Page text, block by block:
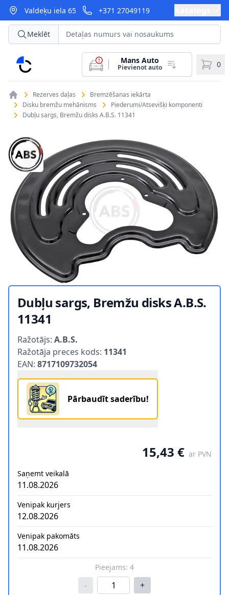
Valdeķu iela 65 +371 27049119
CarParts
Meklēt
Mans Auto
Pievienot auto 0
Rezerves daļas
Bremzēšanas iekārta
Disku bremžu mehānisms
Piederumi/Atsevišķi komponenti
Dubļu sargs, Bremžu disks A.B.S. 11341
Dubļu sargs, Bremžu disks A.B.S.
11341
Ražotājs: A.B.S.
Ražotāja preces kods: 11341
EAN: 8717109732054
Pārbaudīt saderību!
15,43 € ar PVN
Saņemt veikalā
11.08.2026
Venipak kurjers
12.08.2026
Venipak pakomāts
11.08.2026
Pieejams: 4
- +